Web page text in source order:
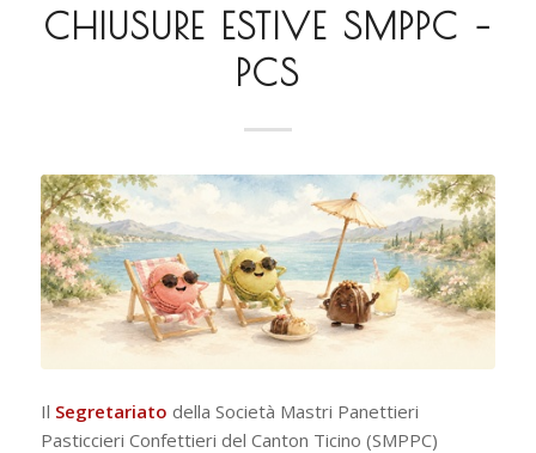
CHIUSURE ESTIVE SMPPC –
PCS
Il Segretariato della Società Mastri Panettieri
Pasticcieri Confettieri del Canton Ticino (SMPPC)